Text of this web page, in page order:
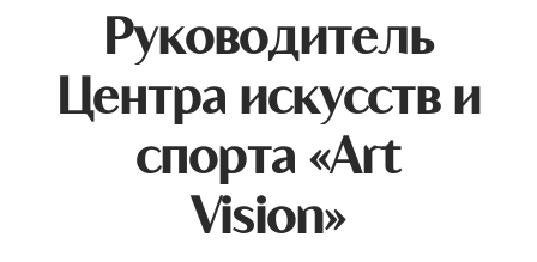
Руководитель
Центра искусств и
спорта «Art
Vision»